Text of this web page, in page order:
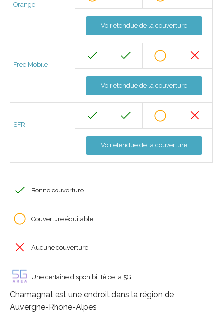
Orange
Voir étendue de la couverture
Free Mobile
Voir étendue de la couverture
SFR
Voir étendue de la couverture
Bonne couverture
Couverture équitable
Aucune couverture
Une certaine disponibilité de la 5G
Chamagnat est une endroit dans la région de
Auvergne-Rhone-Alpes